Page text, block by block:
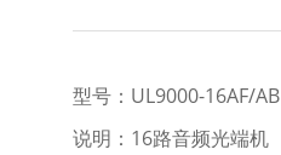
型号：UL9000-16AF/AB
说明：16路音频光端机